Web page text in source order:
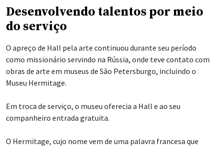
Desenvolvendo talentos por meio
do serviço
O apreço de Hall pela arte continuou durante seu período
como missionário servindo na Rússia, onde teve contato com
obras de arte em museus de São Petersburgo, incluindo o
Museu Hermitage.
Em troca de serviço, o museu oferecia a Hall e ao seu
companheiro entrada gratuita.
O Hermitage, cujo nome vem de uma palavra francesa que